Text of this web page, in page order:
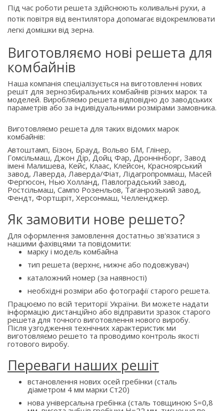
Під час роботи решета здійснюють коливальні рухи, а
потік повітря від вентилятора допомагає відокремлювати
легкі домішки від зерна.
Виготовляємо нові решета для
комбайнів
Наша компанія спеціалізується на виготовленні нових
решіт для зернозбиральних комбайнів різних марок та
моделей. Виробляємо решета відповідно до заводських
параметрів або за індивідуальними розмірами замовника.
Виготовляємо решета для таких відомих марок
комбайнів:
Автоштамп, Бізон, Брауд, Вольво БМ, Глінер,
Гомсільмаш, Джон Дір, Дойц Фар, Дроннінборг, Завод
імені Малишева, Кейс, Клаас, Клейсон, Красноярський
завод, Лаверда, Лаверда/Фіат, Лідагропроммаш, Масей
Фергюсон, Нью Холланд, Павлоградський завод,
Ростсільмаш, Сампо Розенльов, Таганрозький завод,
Фендт, Фортшріт, Херсонмаш, Челленджер.
Як замовити нове решето?
Для оформлення замовлення достатньо зв'язатися з
нашими фахівцями та повідомити:
марку і модель комбайна
тип решета (верхнє, нижнє або подовжувач)
каталожний номер (за наявності)
необхідні розміри або фотографії старого решета.
Працюємо по всій території України. Ви можете надати
інформацію дистанційно або відправити зразок старого
решета для точного виготовлення нового виробу.
Після узгодження технічних характеристик ми
виготовляємо решето та проводимо контроль якості
готового виробу.
Переваги наших решіт
встановлення нових осей гребінки (сталь
діаметром 4 мм марки Ст20)
нова універсальна гребінка (сталь товщиною S=0,8